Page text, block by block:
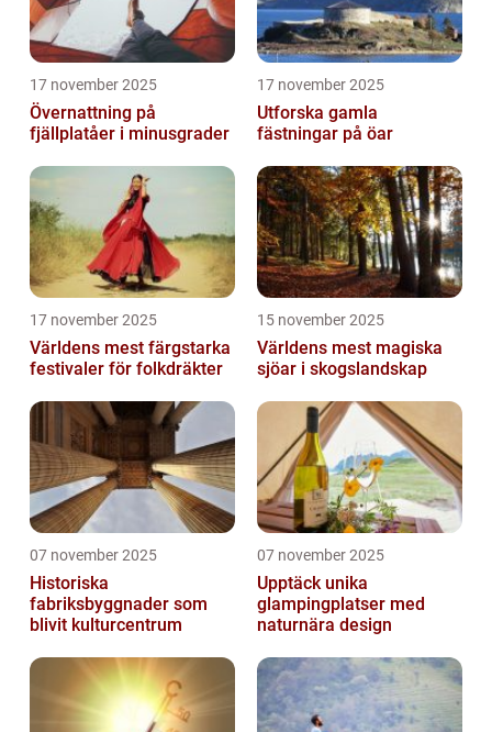
17 november 2025
Övernattning på
fjällplatåer i minusgrader
17 november 2025
Utforska gamla
fästningar på öar
17 november 2025
Världens mest färgstarka
festivaler för folkdräkter
15 november 2025
Världens mest magiska
sjöar i skogslandskap
07 november 2025
Historiska
fabriksbyggnader som
blivit kulturcentrum
07 november 2025
Upptäck unika
glampingplatser med
naturnära design